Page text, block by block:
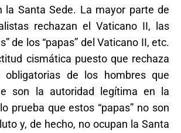
la Santa Sede. La mayor parte de
rechazan el Vaticano II, las
de los “papas” del Vaticano II, etc.
cismática puesto que rechaza
obligatorias de los hombres que
son la autoridad legítima en la
prueba que estos “papas” no son
y, de hecho, no ocupan la Santa